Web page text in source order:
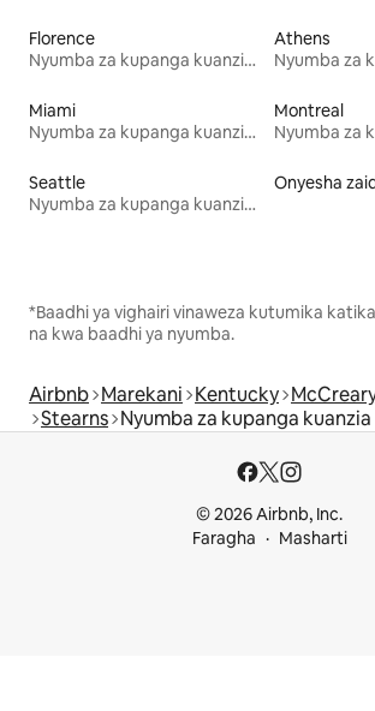
Florence
Nyumba za kupanga kuanzia mwezi mmoja
Athens
Miami
Nyumba za kupanga kuanzia mwezi mmoja
Montreal
Seattle
Nyumba za kupanga kuanzia mwezi mmoja
Onyesha
*Baadhi ya vighairi vinaweza kutumika
na kwa baadhi ya nyumba.
Airbnb Marekani Kentucky
Stearns Nyumba za kupanga
© 2026 Airbnb, Inc.
Faragha
Masharti